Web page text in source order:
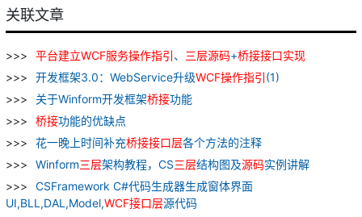
关联文章
平台建立WCF服务操作指引、 三层源码+桥接接口实现
开发框架3.0：WebService升级WCF操作指引(1)
关于Winform开发框架桥接功能
桥接功能的优缺点
花一晚上时间补充桥接接口层各个方法的注释
Winform三层架构教程，CS三层结构图及源码实例讲解
CSFramework C#代码生成器生成窗体界面
UI,BLL,DAL,Model,WCF接口层源代码